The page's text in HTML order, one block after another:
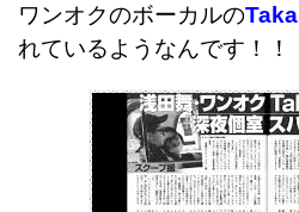
ワンオクのボーカルのTaka
れているようなんです！！